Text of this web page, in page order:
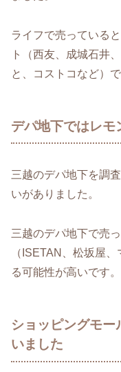
ライフで売っている
ト（西友、成城石井
と、コストコなど）
デパ地下ではレモ
三越のデパ地下を調
いがありました。
三越のデパ地下で売
（ISETAN、松坂屋
る可能性が高いです。
ショッピングモー
いました